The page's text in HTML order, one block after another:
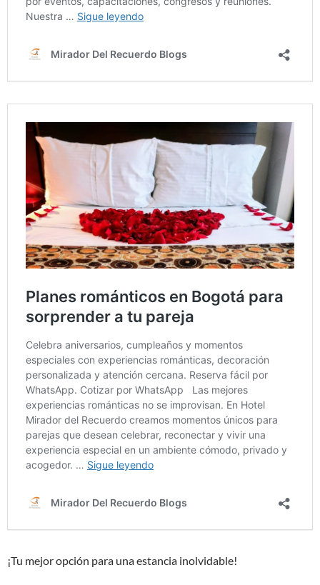
¡Tu mejor opción para una estancia inolvidable!